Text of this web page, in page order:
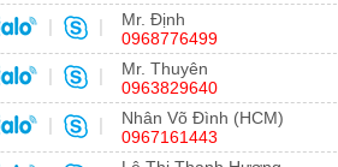
| |
Mr. Định
0968776499
| |
Mr. Thuyên
0963829640
| |
Nhân Võ Đình (HCM)
0967161443